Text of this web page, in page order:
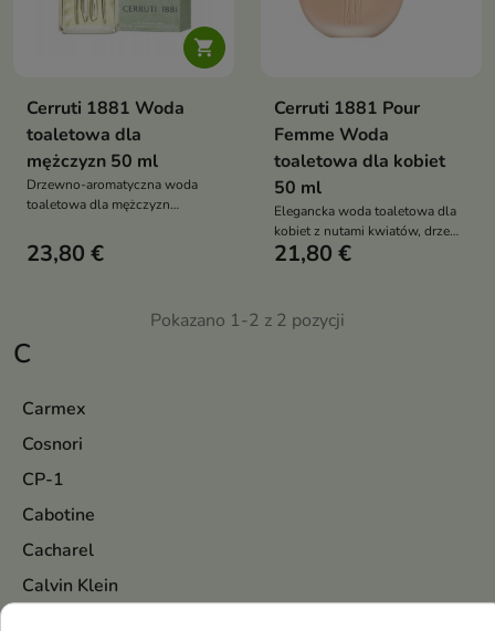
C
Carmex
Cosnori
CP-1
Cabotine
Cacharel
Calvin Klein

Cerruti 1881 Woda
toaletowa dla
mężczyzn 50 ml
Drzewno-aromatyczna woda
toaletowa dla mężczyzn
nutą lawendy, piżma i cedru
23,80 €
Cerruti 1881 Pour
Femme Woda
toaletowa dla kobiet
50 ml
Elegancka woda toaletowa dla
kobiet z nutami kwiatów, drzewa
sandałowego i wanilii.
21,80 €
Pokazano 1-2 z 2 pozycji